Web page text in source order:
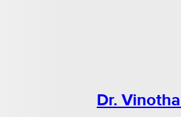
Dr.